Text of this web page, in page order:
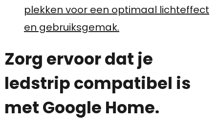
plekken voor een optimaal lichteffect
en gebruiksgemak.
Zorg ervoor dat je
ledstrip compatibel is
met Google Home.